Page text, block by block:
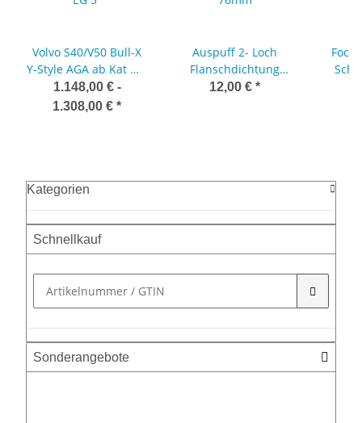
Volvo S40/V50 Bull-X
Y-Style AGA ab Kat mit
EG 3"
1.148,00 € -
1.308,00 € *
Auspuff 2- Loch
Flanschdichtung
76mm
12,00 € *
Kategorien
Schnellkauf
Sonderangebote